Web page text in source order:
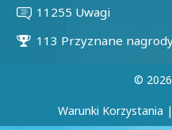
©
Warunki Korzystania |